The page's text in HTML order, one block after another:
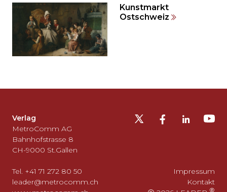
Kunstmarkt
Ostschweiz
auslassen
und
zurück
zum
gehen?
Verlag
MetroComm AG
Bahnhofstrasse 8
CH-9000 St.Gallen
Tel. +41 71 272 80 50
leader@metrocomm.ch
Impressum
Kontakt